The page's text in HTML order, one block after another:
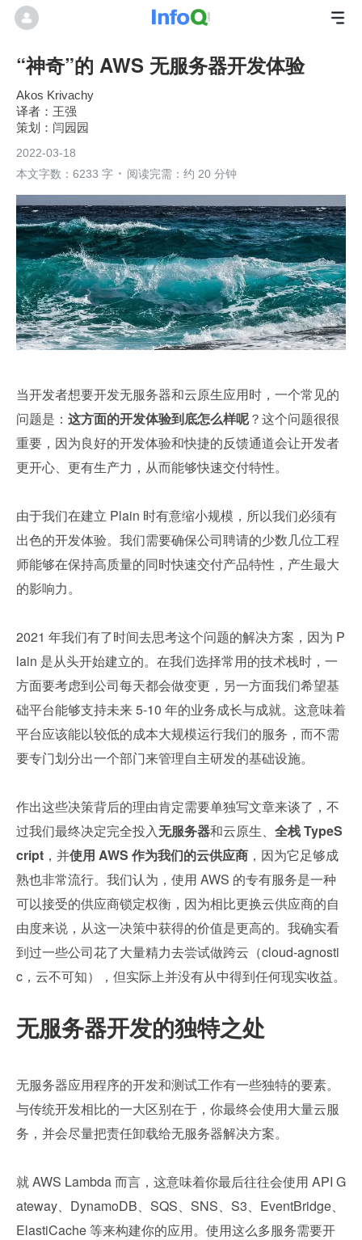
“神奇”的 AWS 无服务器开发体验
Akos Krivachy
王强
闫园园
2022-03-18
本文字数：6233 字
阅读完需：约 20 分钟
当开发者想要开发无服务器和云原生应用时，一个常见的
问题是： 这方面的开发体验到底怎么样呢？这个问题很很
重要，因为良好的开发体验和快捷的反馈通道会让开发者
更开心、更有生产力，从而能够快速交付特性。
由于我们在建立 Plain 时有意缩小规模，所以我们必须有
出色的开发体验。我们需要确保公司聘请的少数几位工程
师能够在保持高质量的同时快速交付产品特性，产生最大
的影响力。
2021 年我们有了时间去思考这个问题的解决方案，因为 P
lain 是从头开始建立的。在我们选择常用的技术栈时，一
方面要考虑到公司每天都会做变更，另一方面我们希望基
础平台能够支持未来 5-10 年的业务成长与成就。这意味着
平台应该能以较低的成本大规模运行我们的服务，而不需
要专门划分出一个部门来管理自主研发的基础设施。
作出这些决策背后的理由肯定需要单独写文章来谈了，不
过我们最终决定完全投入无服务器和云原生、 全栈 TypeS
cript ，并使用 AWS 作为我们的云供应商 ，因为它足够成
熟也非常流行。我们认为，使用 AWS 的专有服务是一种
可以接受的供应商锁定权衡，因为相比更换云供应商的自
由度来说，从这一决策中获得的价值是更高的。我确实看
到过一些公司花了大量精力去尝试做跨云（cloud-agnosti
c，云不可知），但实际上并没有从中得到任何现实收益。
无服务器开发的独特之处
无服务器应用程序的开发和测试工作有一些独特的要素。
与传统开发相比的一大区别在于，你最终会使用大量云服
务，并会尽量把责任卸载给无服务器解决方案。
就 AWS Lambda 而言，这意味着你最后往往会使用 API G
ateway、DynamoDB、SQS、SNS、S3、EventBridge、
ElastiCache 等来构建你的应用。使用这么多服务需要开